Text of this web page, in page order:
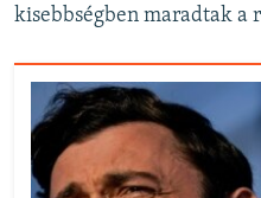
kisebbségben maradtak a